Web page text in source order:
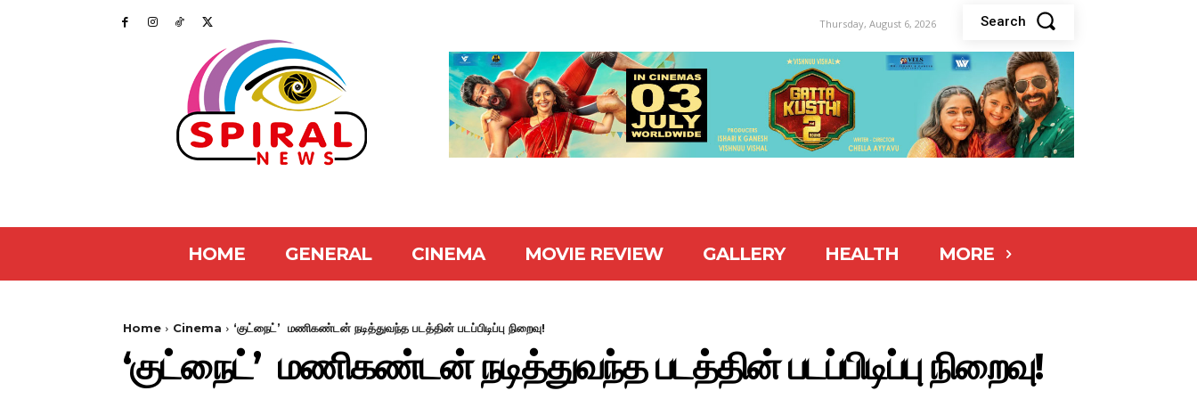
Thursday, August 6, 2026 Search
HOME GENERAL CINEMA MOVIE REVIEW GALLERY HEALTH MORE
Home Cinema ‘குட்நைட்’ மணிகண்டன் நடித்துவந்த படத்தின் படப்பிடிப்பு நிறைவு!
‘குட்நைட்’ மணிகண்டன் நடித்துவந்த படத்தின் படப்பிடிப்பு நிறைவு!